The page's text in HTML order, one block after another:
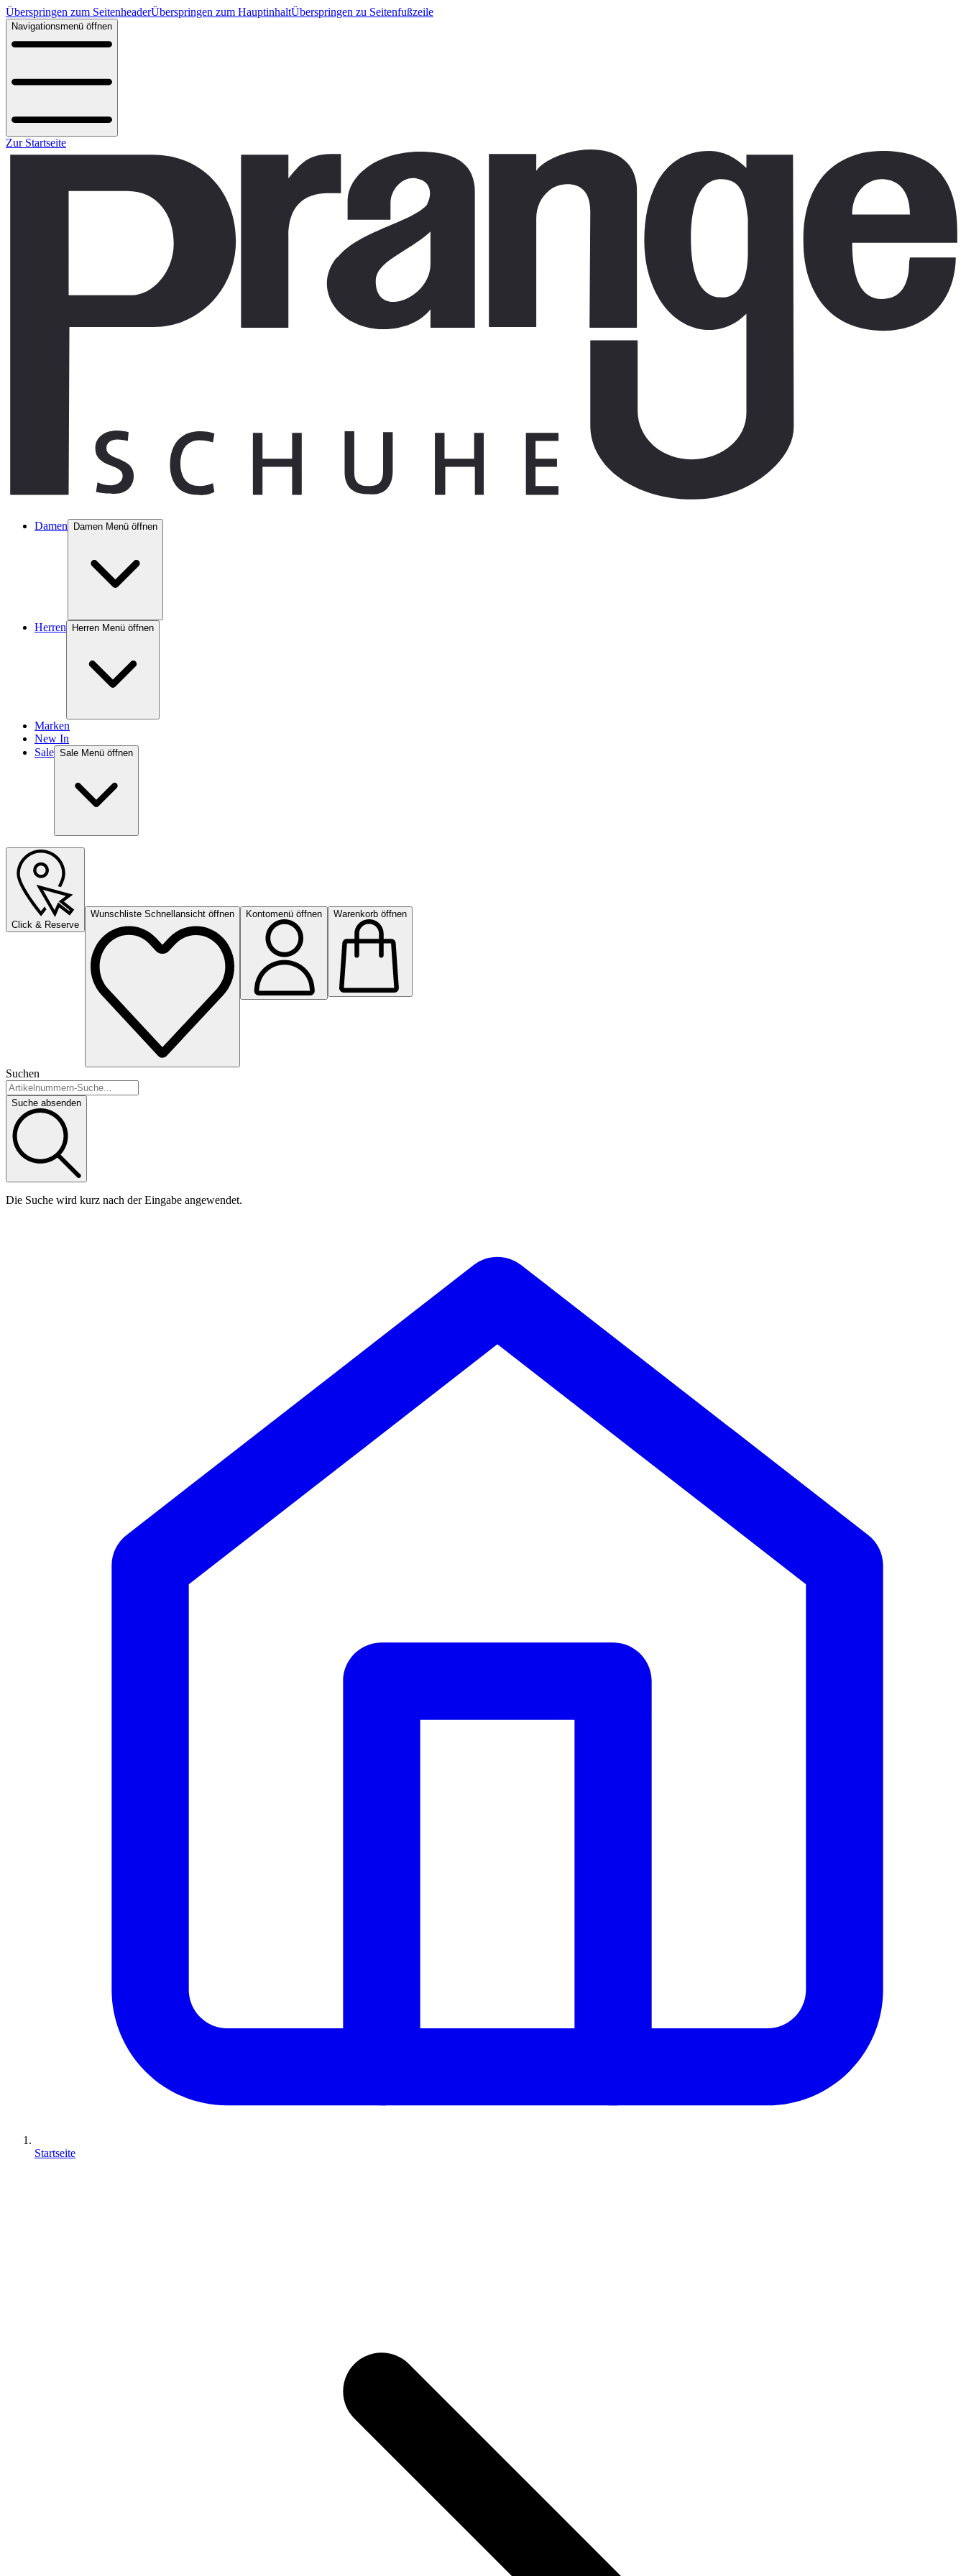
Überspringen zum SeitenheaderÜberspringen zum HauptinhaltÜberspringen zu Seitenfußzeile
Navigationsmenü öffnen
Zur Startseite
Damen Damen Menü öffnen
Herren Herren Menü öffnen
Marken
New In
Sale Sale Menü öffnen
Click & Reserve
Wunschliste Schnellansicht öffnen Kontomenü öffnen Warenkorb öffnen
Suchen
Suche absenden
Die Suche wird kurz nach der Eingabe angewendet.
Startseite